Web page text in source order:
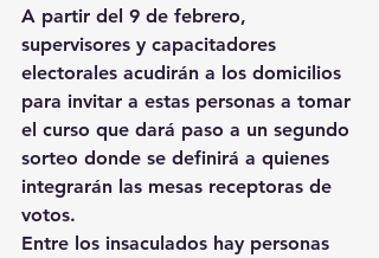
A partir del 9 de febrero,
supervisores y capacitadores
electorales acudirán a los domicilios
para invitar a estas personas a tomar
el curso que dará paso a un segundo
sorteo donde se definirá a quienes
integrarán las mesas receptoras de
votos.
Entre los insaculados hay personas